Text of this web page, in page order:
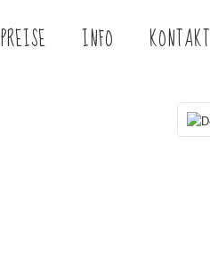
PREISE INFO KONTAKT